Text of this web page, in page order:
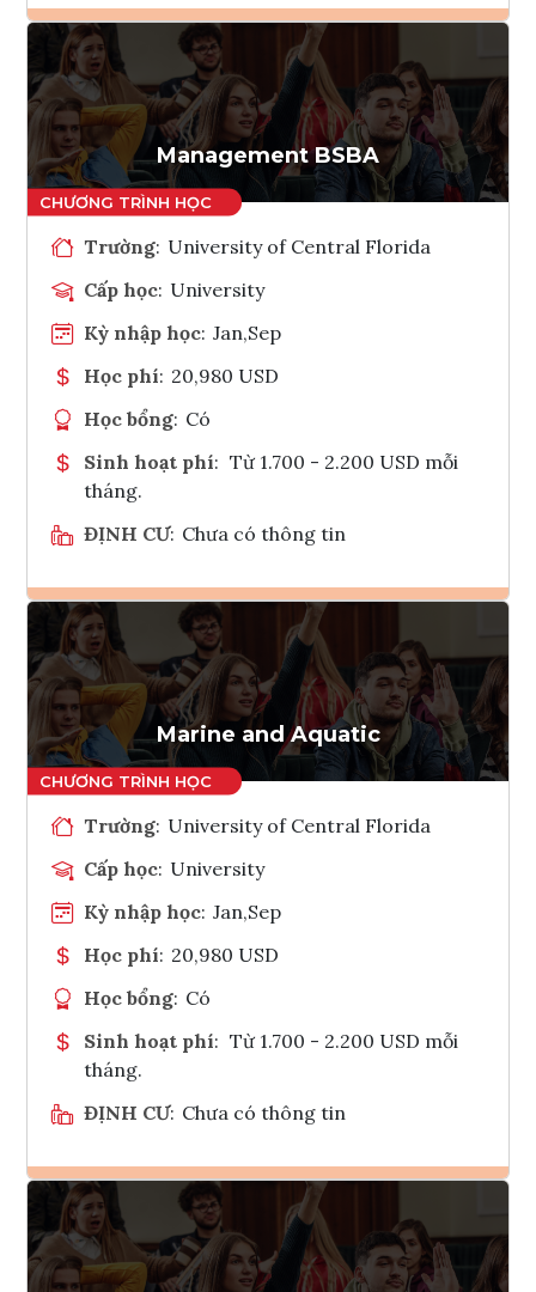
Ghi danh
Tham vấn Interlink
Management BSBA
Trường: University of Central Florida
Cấp học: University
Kỳ nhập học: Jan,Sep
Học phí: 20,980 USD
Học bổng: Có
Sinh hoạt phí: Từ 1.700 - 2.200 USD mỗi
tháng.
ĐỊNH CƯ: Chưa có thông tin
Ghi danh
Tham vấn Interlink
Marine and Aquatic
Trường: University of Central Florida
Cấp học: University
Kỳ nhập học: Jan,Sep
Học phí: 20,980 USD
Học bổng: Có
Sinh hoạt phí: Từ 1.700 - 2.200 USD mỗi
tháng.
ĐỊNH CƯ: Chưa có thông tin
Ghi danh
Tham vấn Interlink